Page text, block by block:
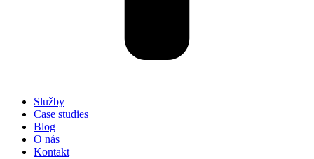
Služby
Case studies
Blog
O nás
Kontakt